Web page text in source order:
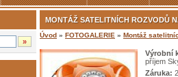
MONTÁŽ SATELITNÍCH ROZVODŮ
Úvod » FOTOGALERIE » Montáž
Výrobní
příjem
Záruka: